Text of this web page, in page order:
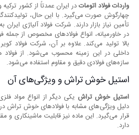
واردات فولاد اتوماتدر ایران عمدتاً از کشور
چهارگوش صورت می‌گیرد. با این حال،
تأمین نیاز بازار دارند. شرکت فولاد آلیاژی ایران
در خاورمیانه، انواع فولادهای مخصوص از جمله
بالا تولید می‌کند. علاوه بر آن، شرکت فولاد
داخلی در این زمینه محسوب می‌شود. از
سازه‌های فولادی دقیق و مقاوم استفاده می‌شود.
استیل خوش تراش و ویژگی‌های آن
استیل خوش تراش یکی دیگر از انواع مواد
دلیل ویژگی‌های مشابه با فولادهای خوش تراش
قرار می‌گیرد. این ماده نیز قابلیت ماشینکاری و
دارد.